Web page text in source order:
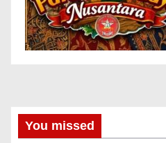
You missed